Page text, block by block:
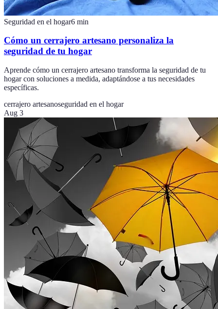
Seguridad en el hogar6 min
Cómo un cerrajero artesano personaliza la
seguridad de tu hogar
Aprende cómo un cerrajero artesano transforma la seguridad de tu
hogar con soluciones a medida, adaptándose a tus necesidades
específicas.
cerrajero artesanoseguridad en el hogar
Aug 3